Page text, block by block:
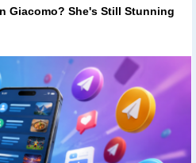
Giacomo? She's Still Stunning